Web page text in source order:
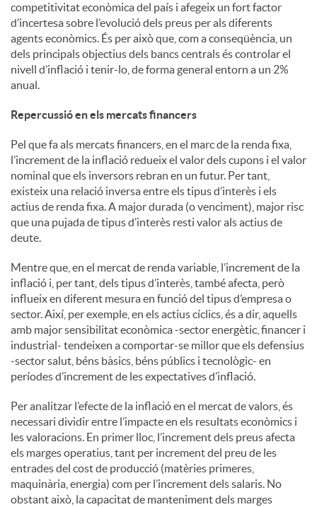
competitivitat econòmica del país i afegeix un fort factor
d’incertesa sobre l’evolució dels preus per als diferents
agents econòmics. És per això que, com a conseqüència, un
dels principals objectius dels bancs centrals és controlar el
nivell d’inflació i tenir-lo, de forma general entorn a un 2%
anual.
Repercussió en els mercats financers
Pel que fa als mercats financers, en el marc de la renda fixa,
l’increment de la inflació redueix el valor dels cupons i el valor
nominal que els inversors rebran en un futur. Per tant,
existeix una relació inversa entre els tipus d’interès i els
actius de renda fixa. A major durada (o venciment), major risc
que una pujada de tipus d’interès resti valor als actius de
deute.
Mentre que, en el mercat de renda variable, l’increment de la
inflació i, per tant, dels tipus d’interès, també afecta, però
influeix en diferent mesura en funció del tipus d’empresa o
sector. Així, per exemple, en els actius cíclics, és a dir, aquells
amb major sensibilitat econòmica -sector energètic, financer i
industrial- tendeixen a comportar-se millor que els defensius
-sector salut, béns bàsics, béns públics i tecnològic- en
períodes d’increment de les expectatives d’inflació.
Per analitzar l’efecte de la inflació en el mercat de valors, és
necessari dividir entre l’impacte en els resultats econòmics i
les valoracions. En primer lloc, l’increment dels preus afecta
els marges operatius, tant per increment del preu de les
entrades del cost de producció (matèries primeres,
maquinària, energia) com per l’increment dels salaris. No
obstant això, la capacitat de manteniment dels marges